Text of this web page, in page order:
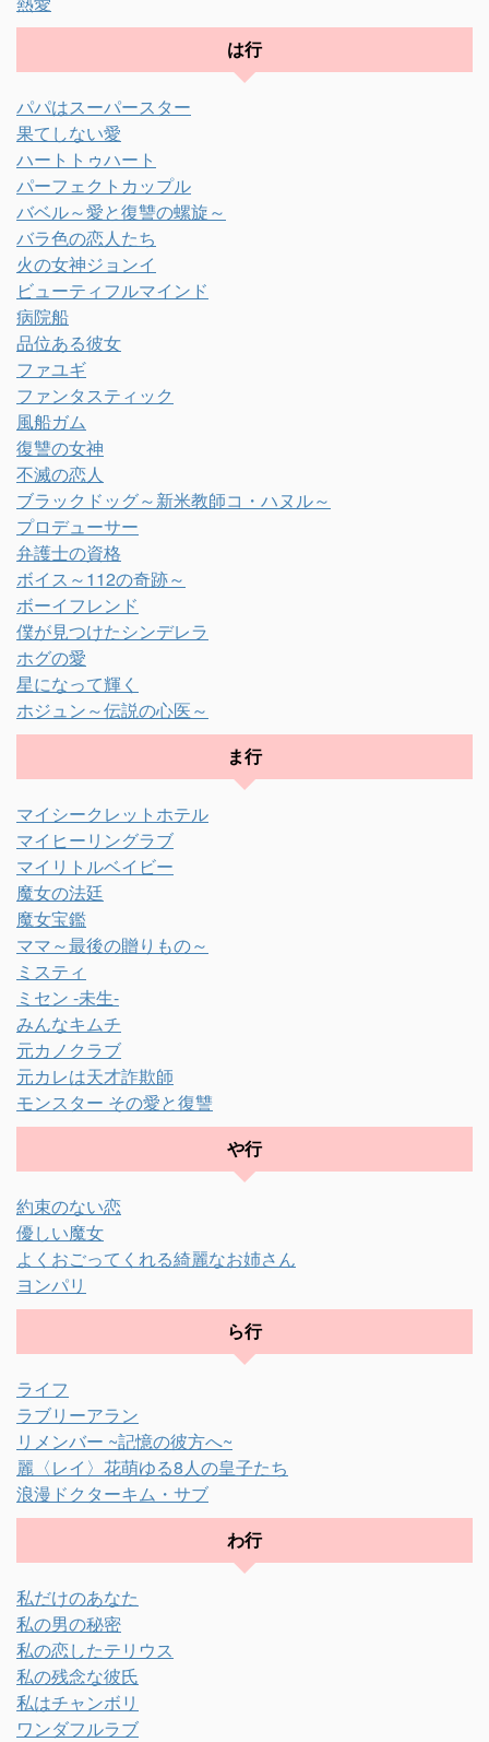
は行
パパはスーパースター
果てしない愛
ハートトゥハート
パーフェクトカップル
バベル～愛と復讐の螺旋～
バラ色の恋人たち
火の女神ジョンイ
ビューティフルマインド
病院船
品位ある彼女
ファユギ
ファンタスティック
風船ガム
復讐の女神
不滅の恋人
ブラックドッグ～新米教師コ・ハヌル～
プロデューサー
弁護士の資格
ボイス～112の奇跡～
ボーイフレンド
僕が見つけたシンデレラ
ホグの愛
星になって輝く
ホジュン～伝説の心医～
ま行
マイシークレットホテル
マイヒーリングラブ
マイリトルベイビー
魔女の法廷
魔女宝鑑
ママ～最後の贈りもの～
ミスティ
ミセン -未生-
みんなキムチ
元カノクラブ
元カレは天才詐欺師
モンスター その愛と復讐
や行
約束のない恋
優しい魔女
よくおごってくれる綺麗なお姉さん
ヨンパリ
ら行
ライフ
ラブリーアラン
リメンバー ~記憶の彼方へ~
麗〈レイ〉花萌ゆる8人の皇子たち
浪漫ドクターキム・サブ
わ行
私だけのあなた
私の男の秘密
私の恋したテリウス
私の残念な彼氏
私はチャンボリ
ワンダフルラブ